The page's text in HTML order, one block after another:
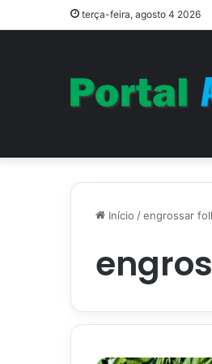
terça-feira, agosto 4 2026
Início /engrossar